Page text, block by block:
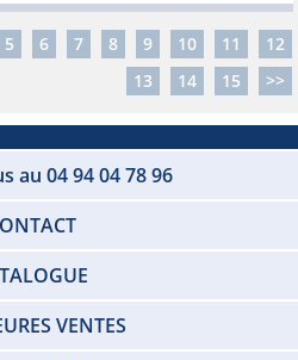
5 6 7 8 9 10 11
12
13
14 15 >>
au 04 94 04 78 96
VENTES